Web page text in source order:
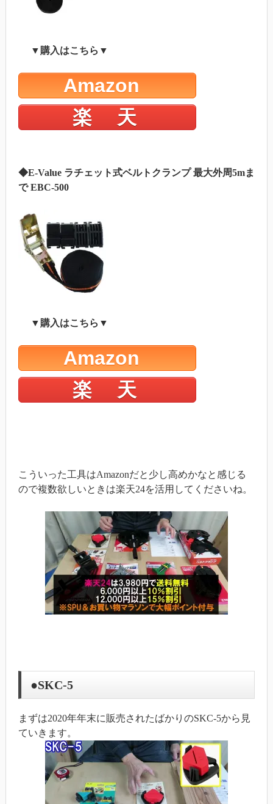
▼購入はこちら▼
Amazon
楽 天
◆E-Value ラチェット式ベルトクランプ 最大外周5mま
で EBC-500
▼購入はこちら▼
Amazon
楽 天
こういった工具はAmazonだと少し高めかなと感じる
ので複数欲しいときは楽天24を活用してくださいね。
●SKC-5
まずは2020年年末に販売されたばかりのSKC-5から見
ていきます。